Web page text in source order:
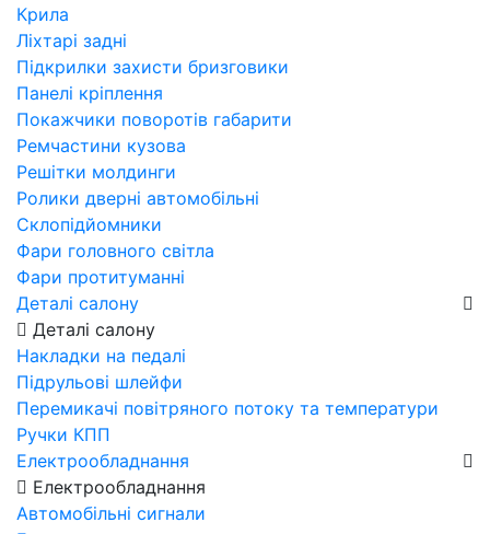
Крила
Ліхтарі задні
Підкрилки захисти бризговики
Панелі кріплення
Покажчики поворотів габарити
Ремчастини кузова
Решітки молдинги
Ролики дверні автомобільні
Склопідйомники
Фари головного світла
Фари протитуманні
Деталі салону
Деталі салону
Накладки на педалі
Підрульові шлейфи
Перемикачі повітряного потоку та температури
Ручки КПП
Електрообладнання
Електрообладнання
Автомобільні сигнали